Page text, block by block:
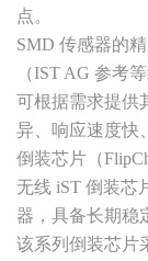
点。
SMD 传感器的
（IST AG 参考
可根据需求提供
异、响应速度快
倒装芯片（
无线 iST 倒装芯
器，具备长期稳
该系列倒装芯片